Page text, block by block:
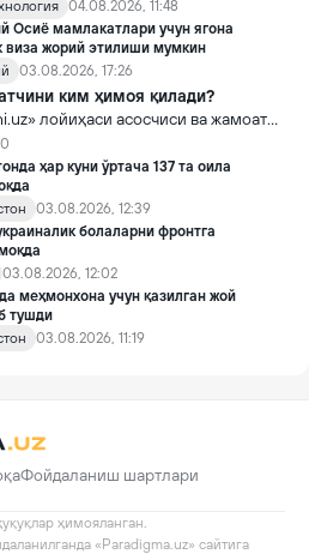
04.08.2026, 11:48
Осиё мамлакатлари учун ягона
виза жорий этилиши мумкин
03.08.2026, 17:26
ким ҳимоя қилади?
лойиҳаси асосчиси ва жамоат
боғлиқ воқеа жамоатчиликда
ҳар куни ўртача 137 та оила
03.08.2026, 12:39
болаларни фронтга
03.08.2026, 12:02
меҳмонхона учун қазилган жой
тушди
03.08.2026, 11:19
Фойдаланиш шартлари
ҳимояланган.
«Paradigma.uz» сайтига